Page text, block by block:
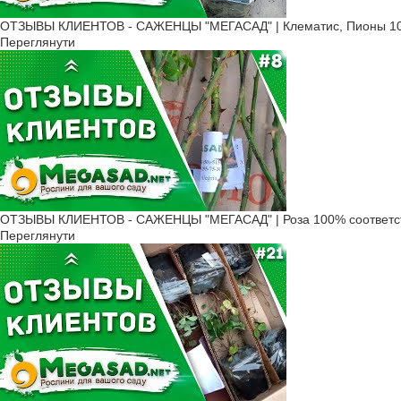
ОТЗЫВЫ КЛИЕНТОВ - САЖЕНЦЫ "МЕГАСАД" | Клематис, Пионы
Переглянути
ОТЗЫВЫ КЛИЕНТОВ - САЖЕНЦЫ "МЕГАСАД" | Роза 100%
Переглянути